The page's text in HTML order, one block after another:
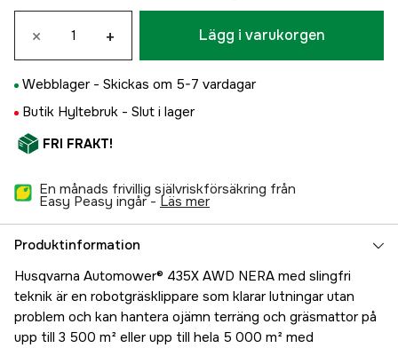
× + Lägg i varukorgen
Webblager - Skickas om 5-7 vardagar
Butik Hyltebruk - Slut i lager
FRI FRAKT!
En månads frivillig självriskförsäkring från
Easy Peasy ingår - läs mer
Produktinformation
Husqvarna Automower® 435X AWD NERA med slingfri
teknik är en robotgräsklippare som klarar lutningar utan
problem och kan hantera ojämn terräng och gräsmattor på
upp till 3 500 m² eller upp till hela 5 000 m² med